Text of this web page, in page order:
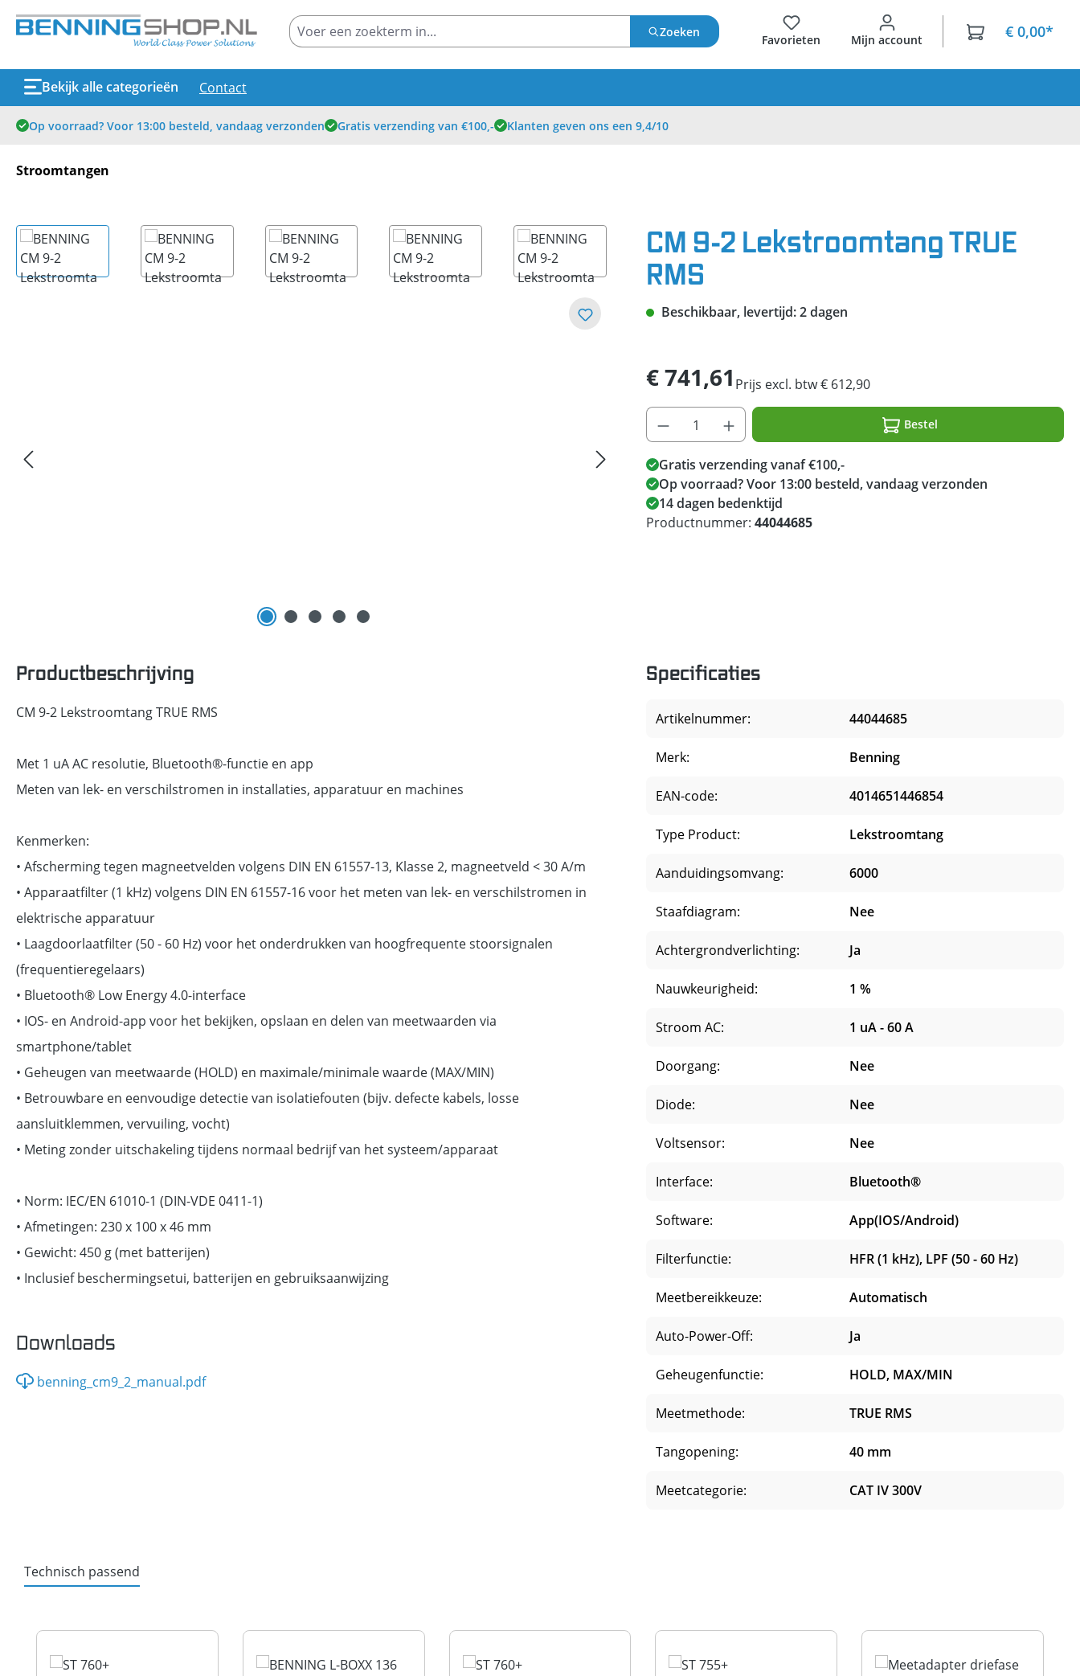
Ga naar de hoofdnavigatie
Zoeken
Favorieten Mijn account € 0,00*
Bekijk alle categorieën Contact
Op voorraad? Voor 13:00 besteld, vandaag verzonden Gratis verzending van €100,- Klanten geven ons een 9,4/10
Stroomtangen
Afbeeldingengalerij overslaan
CM 9-2 Lekstroomtang TRUE
RMS
Beschikbaar, levertijd: 2 dagen
€ 741,61 Prijs excl. btw € 612,90
Bestel
Gratis verzending vanaf €100,-
Op voorraad? Voor 13:00 besteld, vandaag verzonden
14 dagen bedenktijd
Productnummer: 44044685
Productbeschrijving
CM 9-2 Lekstroomtang TRUE RMS
Met 1 uA AC resolutie, Bluetooth®-functie en app
Meten van lek- en verschilstromen in installaties, apparatuur en machines
Kenmerken:
• Afscherming tegen magneetvelden volgens DIN EN 61557-13, Klasse 2, magneetveld < 30 A/m
• Apparaatfilter (1 kHz) volgens DIN EN 61557-16 voor het meten van lek- en verschilstromen in
elektrische apparatuur
• Laagdoorlaatfilter (50 - 60 Hz) voor het onderdrukken van hoogfrequente stoorsignalen
(frequentieregelaars)
• Bluetooth® Low Energy 4.0-interface
• IOS- en Android-app voor het bekijken, opslaan en delen van meetwaarden via
smartphone/tablet
• Geheugen van meetwaarde (HOLD) en maximale/minimale waarde (MAX/MIN)
• Betrouwbare en eenvoudige detectie van isolatiefouten (bijv. defecte kabels, losse
aansluitklemmen, vervuiling, vocht)
• Meting zonder uitschakeling tijdens normaal bedrijf van het systeem/apparaat
• Norm: IEC/EN 61010-1 (DIN-VDE 0411-1)
• Afmetingen: 230 x 100 x 46 mm
• Gewicht: 450 g (met batterijen)
• Inclusief beschermingsetui, batterijen en gebruiksaanwijzing
Downloads
benning_cm9_2_manual.pdf
Specificaties
Artikelnummer: 44044685
Merk: Benning
EAN-code: 4014651446854
Type Product: Lekstroomtang
Aanduidingsomvang: 6000
Staafdiagram: Nee
Achtergrondverlichting: Ja
Nauwkeurigheid: 1 %
Stroom AC: 1 uA - 60 A
Doorgang: Nee
Diode: Nee
Voltsensor: Nee
Interface: Bluetooth®
Software: App(IOS/Android)
Filterfunctie: HFR (1 kHz), LPF (50 - 60 Hz)
Meetbereikkeuze: Automatisch
Auto-Power-Off: Ja
Geheugenfunctie: HOLD, MAX/MIN
Meetmethode: TRUE RMS
Tangopening: 40 mm
Meetcategorie: CAT IV 300V
Technisch passend